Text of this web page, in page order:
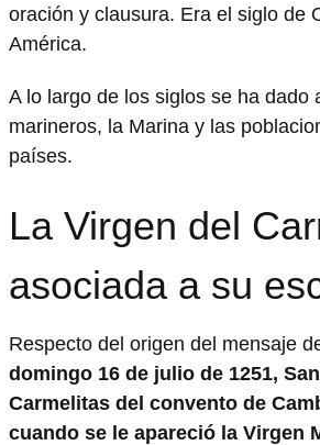
oración y clausura. Era el siglo de
América.
A lo largo de los siglos se ha
marineros, la Marina y las
países.
La Virgen del
asociada a su
Respecto del origen del mensaje
domingo 16 de julio de 1251,
Carmelitas del convento de
cuando se le apareció la Virgen